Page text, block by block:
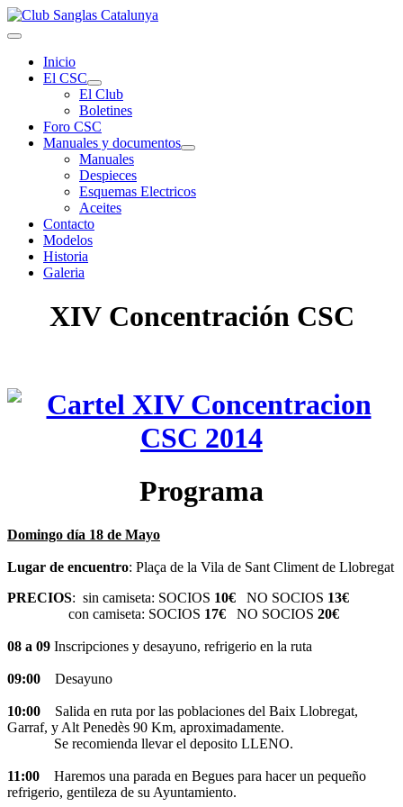
Inicio
El CSC
El Club
Boletines
Foro CSC
Manuales y documentos
Manuales
Despieces
Esquemas Electricos
Aceites
Contacto
Modelos
Historia
Galeria
XIV Concentración CSC
Programa
Domingo día 18 de Mayo
Lugar de encuentro: Plaça de la Vila de Sant Climent de Llobregat
PRECIOS: sin camiseta: SOCIOS 10€ NO SOCIOS 13€
con camiseta: SOCIOS 17€ NO SOCIOS 20€
08 a 09 Inscripciones y desayuno, refrigerio en la ruta
09:00 Desayuno
10:00 Salida en ruta por las poblaciones del Baix Llobregat,
Garraf, y Alt Penedès 90 Km, aproximadamente.
Se recomienda llevar el deposito LLENO.
11:00 Haremos una parada en Begues para hacer un pequeño
refrigerio, gentileza de su Ayuntamiento.